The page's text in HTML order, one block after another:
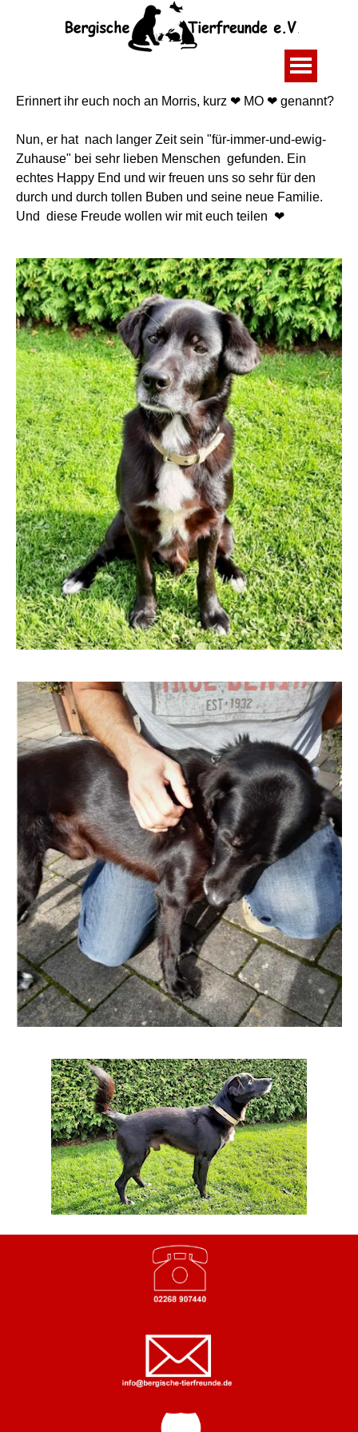
Erinnert ihr euch noch an Morris, kurz ❤ MO ❤ genannt?
Nun, er hat nach langer Zeit sein "für-immer-und-ewig-
Zuhause" bei sehr lieben Menschen gefunden. Ein
echtes Happy End und wir freuen uns so sehr für den
durch und durch tollen Buben und seine neue Familie.
Und diese Freude wollen wir mit euch teilen ❤